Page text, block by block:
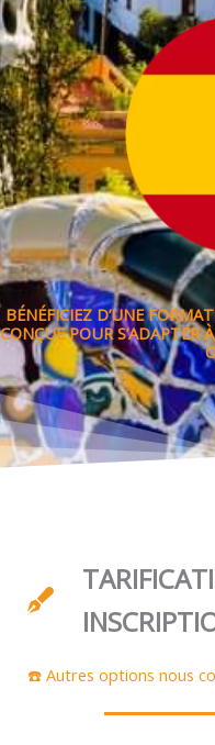
BÉNÉFICIEZ D’UNE
CONÇUE POUR S’ADAPTER
☎️ Autres options nous